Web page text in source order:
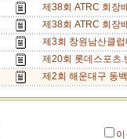
제38회 ATRC 회장
제38회 ATRC 회장
제3회 창원남산클
제20회 롯데스포츠
제2회 해운대구 동